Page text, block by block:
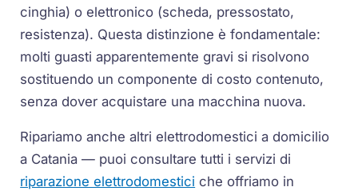
cinghia) o elettronico (scheda, pressostato,
resistenza). Questa distinzione è fondamentale:
molti guasti apparentemente gravi si risolvono
sostituendo un componente di costo contenuto,
senza dover acquistare una macchina nuova.
Ripariamo anche altri elettrodomestici a domicilio
a Catania — puoi consultare tutti i servizi di
riparazione elettrodomestici che offriamo in